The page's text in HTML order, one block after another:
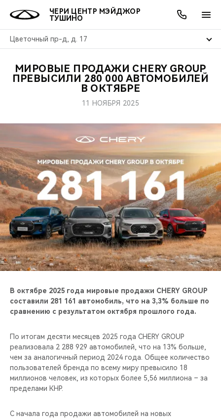
ЧЕРИ ЦЕНТР МЭЙДЖОР
ТУШИНО
Цветочный пр-д, д. 17
МОДЕЛИ
КРОССОВЕРЫ
СЕДАНЫ
НОВИНКИ
ПОКУПАТЕЛЯМ
ВЛАДЕЛЬЦАМ
ПОДДЕРЖКА
CHERY CONNECT
МИР CHERY
CHERY В СОЦСЕТЯХ
ЛЮДИ CHERY
БЛАГОТВОРИТЕЛЬНОСТЬ
CHERY REMOTE
CHERY И СПОРТ
НАШИ МЕРОПРИЯТИЯ
ВИДЕООБЗОРЫ
АКЦИИ
ОНЛАЙН СЕРВИСЫ
О КОМПАНИИ
МИРОВЫЕ ПРОДАЖИ CHERY GROUP
ПРЕВЫСИЛИ 280 000 АВТОМОБИЛЕЙ
В ОКТЯБРЕ
11 НОЯБРЯ 2025
В октябре 2025 года мировые продажи CHERY GROUP
составили 281 161 автомобиль, что на 3,3% больше по
сравнению с результатом октября прошлого года.
По итогам десяти месяцев 2025 года CHERY GROUP
реализовала 2 288 929 автомобилей, что на 13% больше,
чем за аналогичный период 2024 года. Общее количество
пользователей бренда по всему миру превысило 18
миллионов человек, из которых более 5,56 миллиона – за
пределами КНР.
С начала года продажи автомобилей на новых